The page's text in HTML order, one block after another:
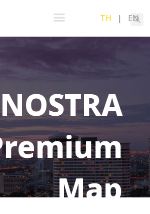
TH | EN
NOSTRA
Map